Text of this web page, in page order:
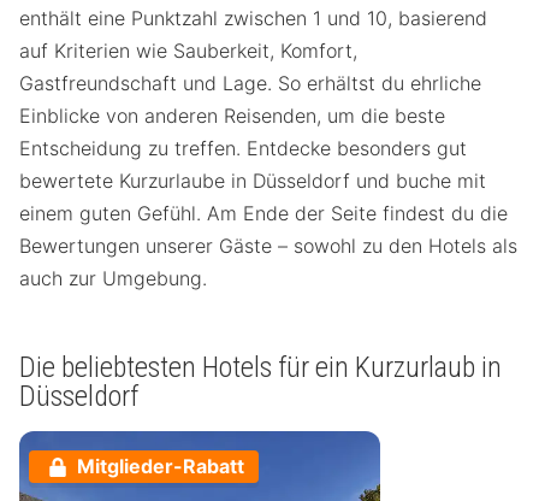
enthält eine Punktzahl zwischen 1 und 10, basierend
auf Kriterien wie Sauberkeit, Komfort,
Gastfreundschaft und Lage. So erhältst du ehrliche
Einblicke von anderen Reisenden, um die beste
Entscheidung zu treffen. Entdecke besonders gut
bewertete Kurzurlaube in Düsseldorf und buche mit
einem guten Gefühl. Am Ende der Seite findest du die
Bewertungen unserer Gäste – sowohl zu den Hotels als
auch zur Umgebung.
Die beliebtesten Hotels für ein Kurzurlaub in
Düsseldorf
Mitglieder-Rabatt